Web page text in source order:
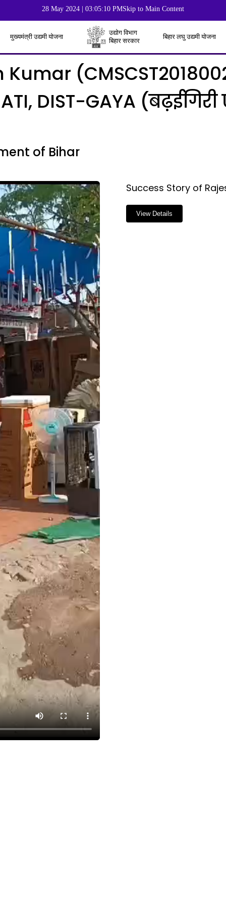
28 May 2024 | 03:05:10 PMSkip to Main Content
मुख्यमंत्री उद्यमी योजना
उद्योग विभाग
बिहार सरकार
बिहार लघु उद्यमी योजना
DIST-GAYA
of Bihar
Success Story of
View Details